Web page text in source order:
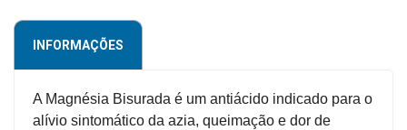
Dermocosméticos
Suplemento
INFORMAÇÕES
A Magnésia Bisurada é um antiácido indicado para o
alívio sintomático da azia, queimação e dor de